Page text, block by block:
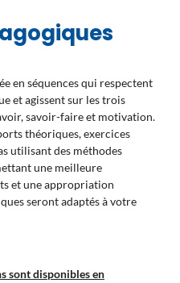
en séquences qui respectent
et agissent sur les trois
savoir-faire et motivation.
théoriques, exercices
utilisant des méthodes
une meilleure
et une appropriation
seront adaptés à votre
sont disponibles en